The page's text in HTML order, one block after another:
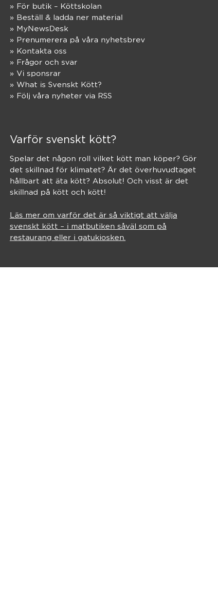
» För butik – Köttskolan
» Beställ & ladda ner material
» MyNewsDesk
» Prenumerera på våra nyhetsbrev
» Kontakta oss
» Frågor och svar
» Vi sponsrar
» What is Svenskt Kött?
» Följ våra nyheter via RSS
Varför svenskt kött?
Spelar det någon roll vilket kött man köper? Gör
det skillnad för klimatet? Är det överhuvudtaget
hållbart att äta kött? Absolut! Och visst är det
skillnad på kött och kött!
Läs mer om varför det är så viktigt att välja
svenskt kött – i matbutiken såväl som på
restaurang eller i gatukiosken.